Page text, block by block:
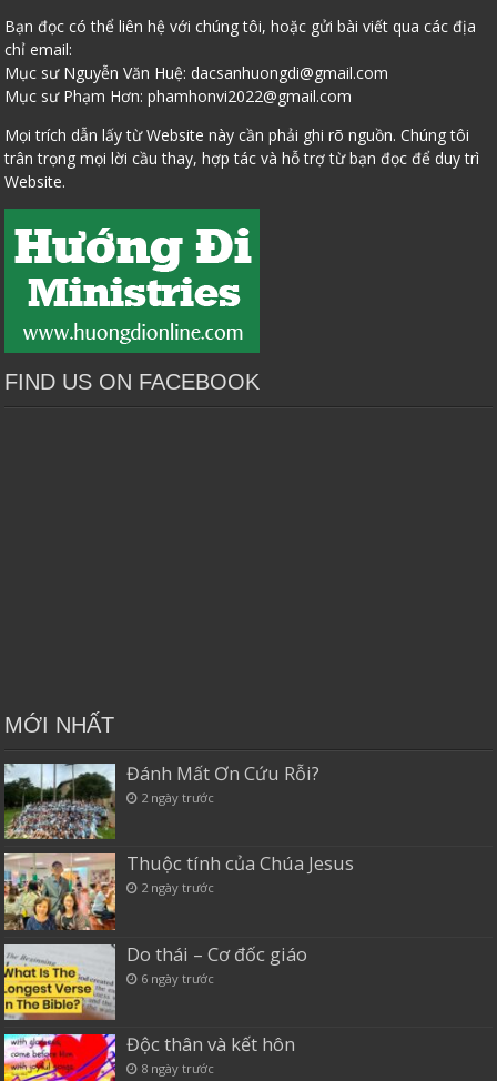
Bạn đọc có thể liên hệ với chúng tôi, hoặc gửi bài viết qua các địa
chỉ email:
Mục sư Nguyễn Văn Huệ:dacsanhuongdi@gmail.com
Mục sư Phạm Hơn:phamhonvi2022@gmail.com
Mọi trích dẫn lấy từ Website này cần phải ghi rõ nguồn. Chúng tôi
trân trọng mọi lời cầu thay, hợp tác và hỗ trợ từ bạn đọc để duy trì
Website.
FIND US ON FACEBOOK
MỚI NHẤT
Đánh Mất Ơn Cứu Rỗi?
2 ngày trước
Thuộc tính của Chúa Jesus
2 ngày trước
Do thái – Cơ đốc giáo
6 ngày trước
Độc thân và kết hôn
8 ngày trước